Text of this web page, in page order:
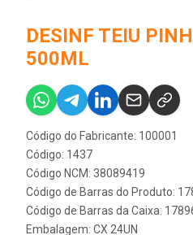
DESINF TEIU
500ML
Código do Fabricante: 100001
Código: 1437
Código NCM: 38089419
Código de Barras do Produto:
Código de Barras da Caixa:
Embalagem: CX 24UN